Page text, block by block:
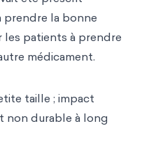
prendre la bonne
les patients à prendre
médicament.
taille ; impact
durable à long